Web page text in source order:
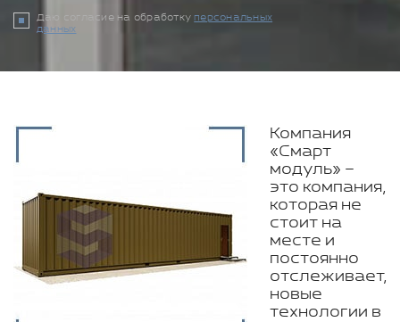
Даю согласие на обработку персональных
данных
Компания
«Смарт
модуль» –
это компания,
которая не
стоит на
месте и
постоянно
отслеживает,
новые
технологии в